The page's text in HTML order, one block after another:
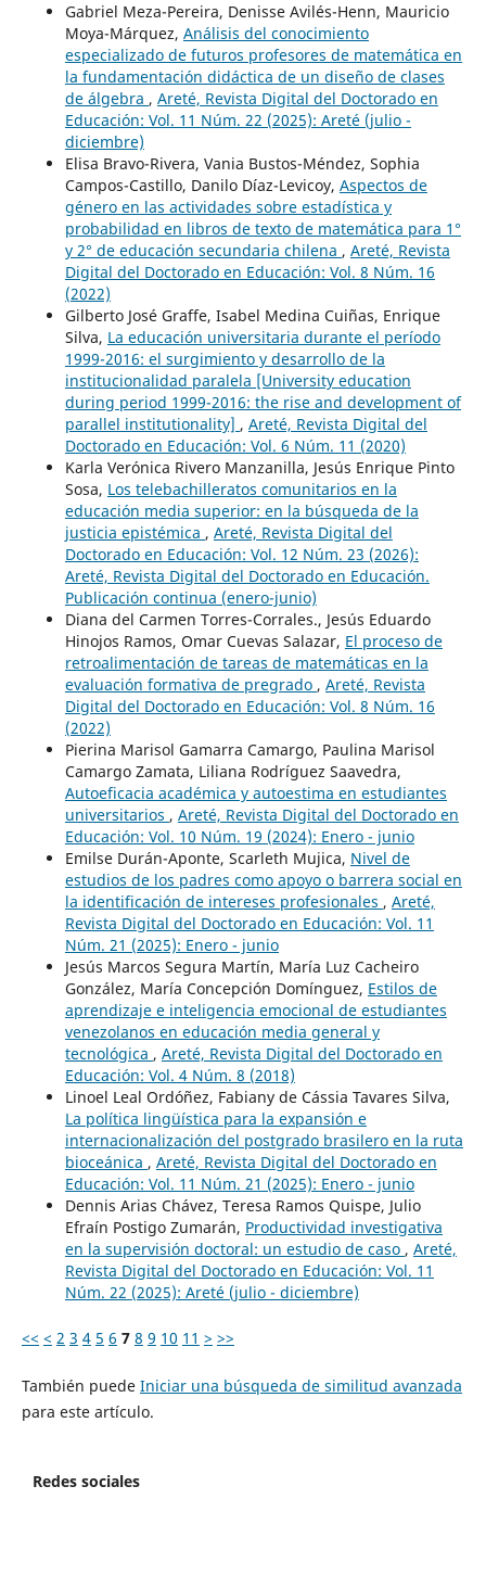
Gabriel Meza-Pereira, Denisse Avilés-Henn, Mauricio
Moya-Márquez, Análisis del conocimiento
especializado de futuros profesores de matemática en
la fundamentación didáctica de un diseño de clases
de álgebra , Areté, Revista Digital del Doctorado en
Educación: Vol. 11 Núm. 22 (2025): Areté (julio -
diciembre)
Elisa Bravo-Rivera, Vania Bustos-Méndez, Sophia
Campos-Castillo, Danilo Díaz-Levicoy, Aspectos de
género en las actividades sobre estadística y
probabilidad en libros de texto de matemática para 1°
y 2° de educación secundaria chilena , Areté, Revista
Digital del Doctorado en Educación: Vol. 8 Núm. 16
(2022)
Gilberto José Graffe, Isabel Medina Cuiñas, Enrique
Silva, La educación universitaria durante el período
1999-2016: el surgimiento y desarrollo de la
institucionalidad paralela [University education
during period 1999-2016: the rise and development of
parallel institutionality] , Areté, Revista Digital del
Doctorado en Educación: Vol. 6 Núm. 11 (2020)
Karla Verónica Rivero Manzanilla, Jesús Enrique Pinto
Sosa, Los telebachilleratos comunitarios en la
educación media superior: en la búsqueda de la
justicia epistémica , Areté, Revista Digital del
Doctorado en Educación: Vol. 12 Núm. 23 (2026):
Areté, Revista Digital del Doctorado en Educación.
Publicación continua (enero-junio)
Diana del Carmen Torres-Corrales., Jesús Eduardo
Hinojos Ramos, Omar Cuevas Salazar, El proceso de
retroalimentación de tareas de matemáticas en la
evaluación formativa de pregrado , Areté, Revista
Digital del Doctorado en Educación: Vol. 8 Núm. 16
(2022)
Pierina Marisol Gamarra Camargo, Paulina Marisol
Camargo Zamata, Liliana Rodríguez Saavedra,
Autoeficacia académica y autoestima en estudiantes
universitarios , Areté, Revista Digital del Doctorado en
Educación: Vol. 10 Núm. 19 (2024): Enero - junio
Emilse Durán-Aponte, Scarleth Mujica, Nivel de
estudios de los padres como apoyo o barrera social en
la identificación de intereses profesionales , Areté,
Revista Digital del Doctorado en Educación: Vol. 11
Núm. 21 (2025): Enero - junio
Jesús Marcos Segura Martín, María Luz Cacheiro
González, María Concepción Domínguez, Estilos de
aprendizaje e inteligencia emocional de estudiantes
venezolanos en educación media general y
tecnológica , Areté, Revista Digital del Doctorado en
Educación: Vol. 4 Núm. 8 (2018)
Linoel Leal Ordóñez, Fabiany de Cássia Tavares Silva,
La política lingüística para la expansión e
internacionalización del postgrado brasilero en la ruta
bioceánica , Areté, Revista Digital del Doctorado en
Educación: Vol. 11 Núm. 21 (2025): Enero - junio
Dennis Arias Chávez, Teresa Ramos Quispe, Julio
Efraín Postigo Zumarán, Productividad investigativa
en la supervisión doctoral: un estudio de caso , Areté,
Revista Digital del Doctorado en Educación: Vol. 11
Núm. 22 (2025): Areté (julio - diciembre)
<< < 2 3 4 5 6 7 8 9 10 11 > >>
También puede Iniciar una búsqueda de similitud avanzada
para este artículo.
Redes sociales